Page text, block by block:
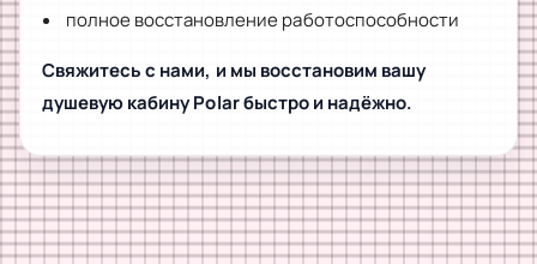
полное восстановление работоспособности
Свяжитесь с нами, и мы восстановим вашу
душевую кабину Polar быстро и надёжно.